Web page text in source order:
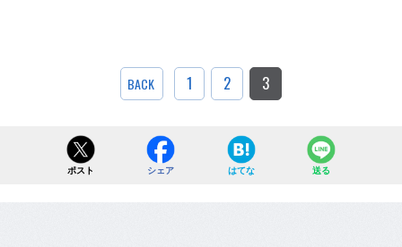
BACK 1 2 3
ポスト シェア はてな 送る